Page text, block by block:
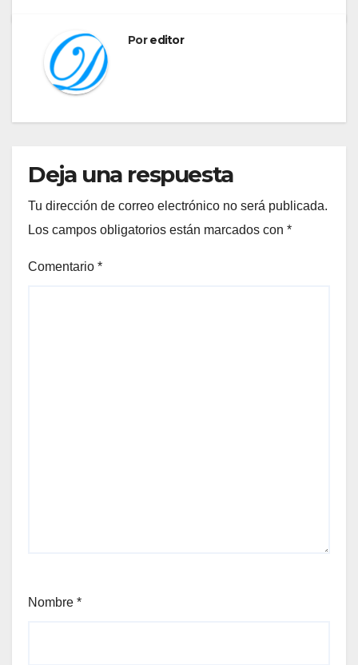
Poreditor
Deja una respuesta
Tu dirección de correo electrónico no será publicada.
Los campos obligatorios están marcados con *
Comentario *
Nombre *